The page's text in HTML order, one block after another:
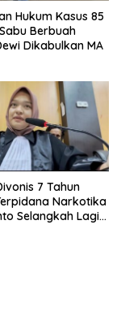
Hukum Kasus 85
Berbuah
Dikabulkan MA
7 Tahun
Narkotika
Selangkah Lagi